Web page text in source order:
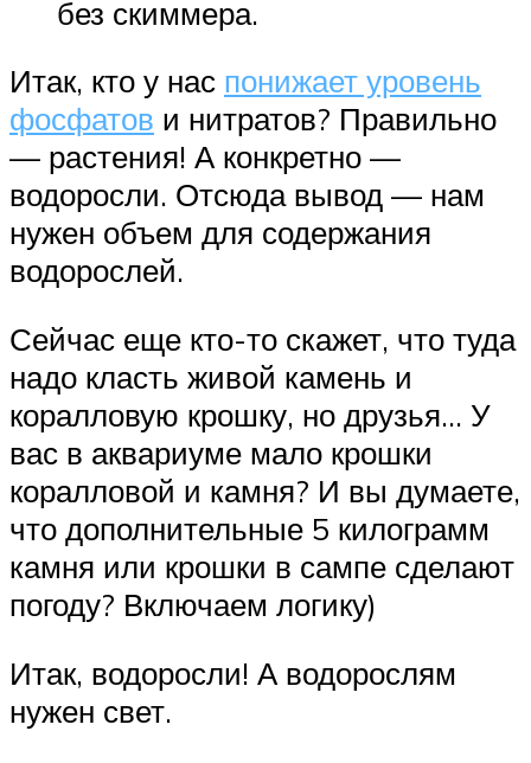
без скиммера.
Итак, кто у нас понижает уровень
фосфатов и нитратов? Правильно
— растения! А конкретно —
водоросли. Отсюда вывод — нам
нужен объем для содержания
водорослей.
Сейчас еще кто-то скажет, что туда
надо класть живой камень и
коралловую крошку, но друзья… У
вас в аквариуме мало крошки
коралловой и камня? И вы думаете,
что дополнительные 5 килограмм
камня или крошки в сампе сделают
погоду? Включаем логику)
Итак, водоросли! А водорослям
нужен свет.